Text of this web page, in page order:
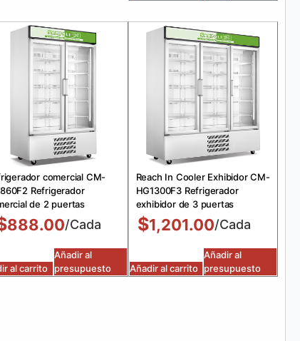
comercial CM-
Refrigerador
de 2 puertas
888.00/Cada
al carrito
Añadir al
presupuesto
Reach In Cooler Exhibidor CM-
HG1300F3 Refrigerador
exhibidor de 3 puertas
$1,201.00/Cada
Añadir al carrito
Añadir al
presupuesto